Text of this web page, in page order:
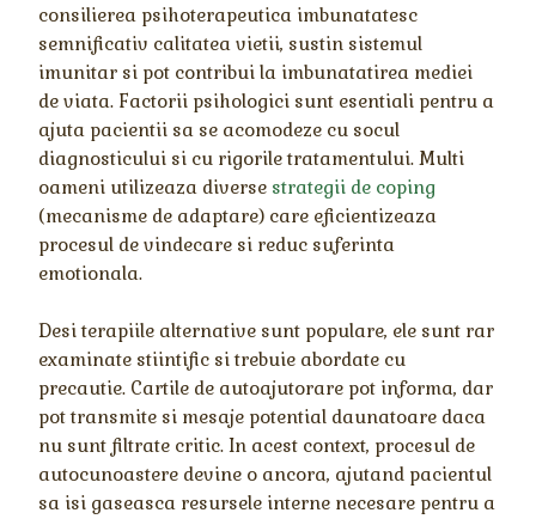
consilierea psihoterapeutica imbunatatesc
semnificativ calitatea vietii, sustin sistemul
imunitar si pot contribui la imbunatatirea mediei
de viata. Factorii psihologici sunt esentiali pentru a
ajuta pacientii sa se acomodeze cu socul
diagnosticului si cu rigorile tratamentului. Multi
oameni utilizeaza diverse strategii de coping
(mecanisme de adaptare) care eficientizeaza
procesul de vindecare si reduc suferinta
emotionala.
Desi terapiile alternative sunt populare, ele sunt rar
examinate stiintific si trebuie abordate cu
precautie. Cartile de autoajutorare pot informa, dar
pot transmite si mesaje potential daunatoare daca
nu sunt filtrate critic. In acest context, procesul de
autocunoastere devine o ancora, ajutand pacientul
sa isi gaseasca resursele interne necesare pentru a